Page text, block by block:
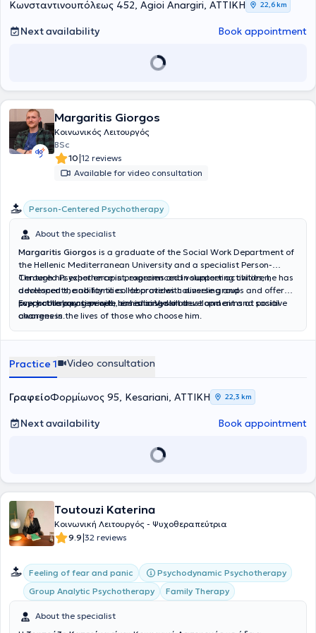
Κωνσταντινουπόλεως 452, Agioi Anargiri, ΑΤΤΙΚΗ 22,6 km
Next availability Book appointment
Margaritis Giorgos
Κοινωνικός Λειτουργός
BSc
10|12 reviews
Available for video consultation
Person-Centered Psychotherapy
About the specialist
Margaritis Giorgos is a graduate of the Social Work Department of
the Hellenic Mediterranean University and a specialist Person-
Centered Psychotherapist, experienced in supporting children,
adolescents, and families. He provides counseling and
psychotherapy services, based in Vyronas.
Through his experience in programs and volunteer activities, he has
developed the ability to collaborate with diverse groups and offer
support to young people, enhancing skill development and social
awareness.
Every collaboration with him is based on trust and aims at positive
changes in the lives of those who choose him.
Practice 1 Video consultation
ΓραφείοΦορμίωνος 95, Kesariani, ΑΤΤΙΚΗ 22,3 km
Next availability Book appointment
Toutouzi Katerina
Κοινωνική Λειτουργός - Ψυχοθεραπεύτρια
9.9|32 reviews
Feeling of fear and panic
Psychodynamic Psychotherapy
Group Analytic Psychotherapy
Family Therapy
About the specialist